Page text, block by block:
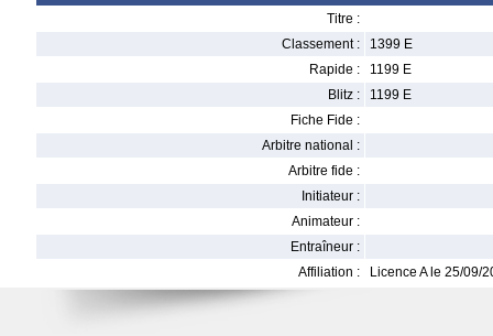
Titre :
Classement :
1399 E
Rapide :
1199 E
Blitz :
1199 E
Fiche Fide :
Arbitre national :
Arbitre fide :
Initiateur :
Animateur :
Entraîneur :
Affiliation :
Licence A le 25/09/